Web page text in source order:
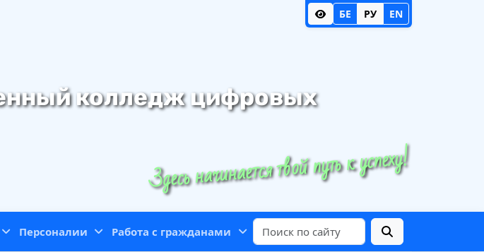
колледж цифровых
Здесь начинается твой путь к успеху!
Персоналии Работа с гражданами
БЕ РУ EN